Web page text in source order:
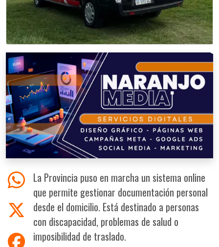
La Provincia puso en marcha un sistema online
que permite gestionar documentación personal
desde el domicilio. Está destinado a personas
con discapacidad, problemas de salud o
imposibilidad de traslado.